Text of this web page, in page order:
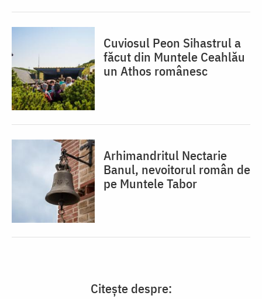
Cuviosul Peon Sihastrul a
făcut din Muntele Ceahlău
un Athos românesc
Arhimandritul Nectarie
Banul, nevoitorul român de
pe Muntele Tabor
Citește despre: